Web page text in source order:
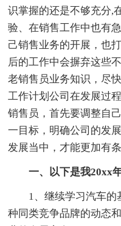
识掌握的还是不够充分,
验、在销售工作中也有
己销售业务的开展，也
后的工作中会摒弃这些
老销售员业务知识，尽
工作计划公司在发展过
销售员，首先要调整自
一目标，明确公司的发
发展当中，才能更加有
一、以下是我20xx年
1、继续学习汽车的
种同类竞争品牌的动态